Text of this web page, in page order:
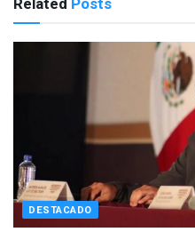
DESTACADO